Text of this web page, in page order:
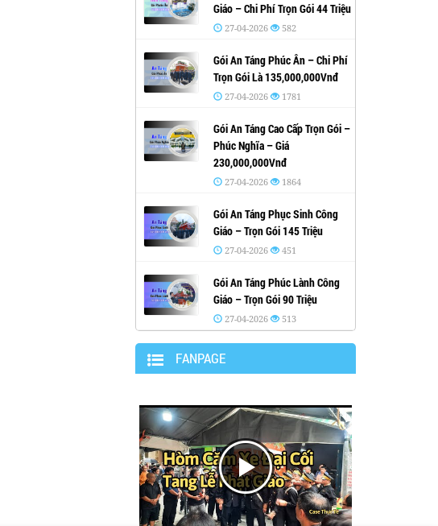
Giáo – Chi Phí Trọn Gói 44 Triệu
27-04-2026 582
Gói An Táng Phúc Ân – Chi Phí
Trọn Gói Là 135,000,000Vnđ
27-04-2026 1781
Gói An Táng Cao Cấp Trọn Gói –
Phúc Nghĩa – Giá
230,000,000Vnđ
27-04-2026 1864
Gói An Táng Phục Sinh Công
Giáo – Trọn Gói 145 Triệu
27-04-2026 451
Gói An Táng Phúc Lành Công
Giáo – Trọn Gói 90 Triệu
27-04-2026 513
FANPAGE